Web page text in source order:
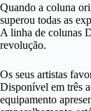
Quando a coluna
superou todas as
A linha de colunas
revolução.
Os seus artistas
Disponível em três
equipamento